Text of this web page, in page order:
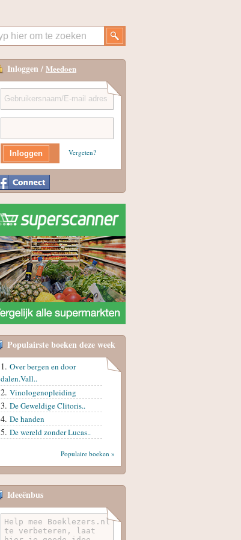
Inloggen / Meedoen
Vergeten?
Populairste boeken deze week
Over bergen en door
dalen.Vall..
Vinologenopleiding
De Geweldige Clitoris..
De handen
De wereld zonder Lucas..
Populaire boeken »
Ideeënbus